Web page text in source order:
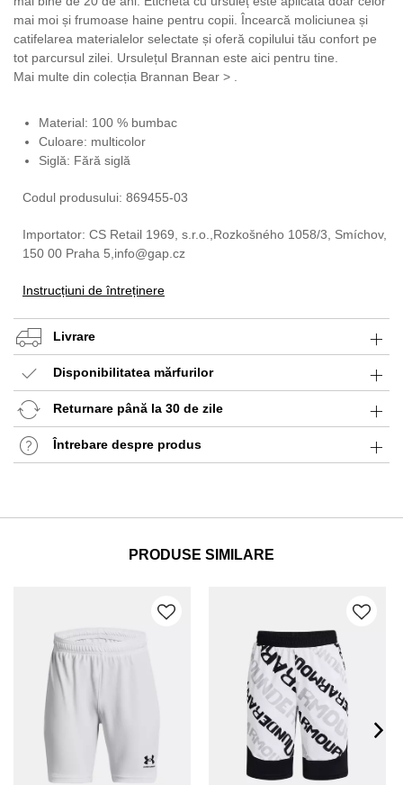
mai moi și frumoase haine pentru copii. Încearcă moliciunea și
catifelarea materialelor selectate și oferă copilului tău confort pe
tot parcursul zilei. Ursulețul Brannan este aici pentru tine.
Mai multe din colecția Brannan Bear > .
Material: 100 % bumbac
Culoare: multicolor
Siglă: Fără siglă
Codul produsului: 869455-03
Importator: CS Retail 1969, s.r.o.,Rozkošného 1058/3, Smíchov,
150 00 Praha 5,info@gap.cz
Instrucțiuni de întreținere
Livrare
Disponibilitatea mărfurilor
Returnare până la 30 de zile
Întrebare despre produs
PRODUSE SIMILARE